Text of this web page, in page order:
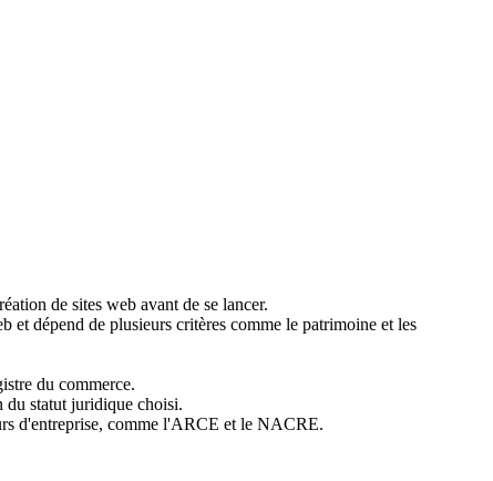
de sites web avant de se lancer.
dépend de plusieurs critères comme le patrimoine et les
du commerce.
du statut juridique choisi.
d'entreprise, comme l'ARCE et le NACRE.